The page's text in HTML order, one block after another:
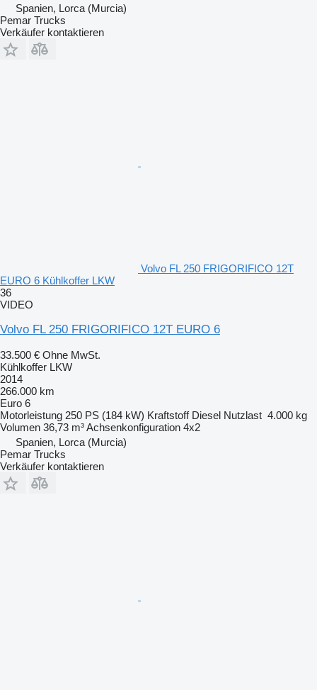
Spanien, Lorca (Murcia)
Pemar Trucks
Verkäufer kontaktieren
Volvo FL 250 FRIGORIFICO 12T
EURO 6 Kühlkoffer LKW
36
VIDEO
Volvo FL 250 FRIGORIFICO 12T EURO 6
33.500 € Ohne MwSt.
Kühlkoffer LKW
2014
266.000 km
Euro 6
Motorleistung 250 PS (184 kW) Kraftstoff Diesel Nutzlast 4.000 kg
Volumen 36,73 m³Achsenkonfiguration 4x2
Spanien, Lorca (Murcia)
Pemar Trucks
Verkäufer kontaktieren